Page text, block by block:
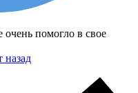
помогло в свое
назад